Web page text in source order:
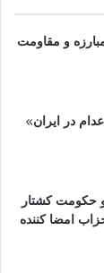
و مقاومت
در ایران»
حکومت کشتار
امضا کننده